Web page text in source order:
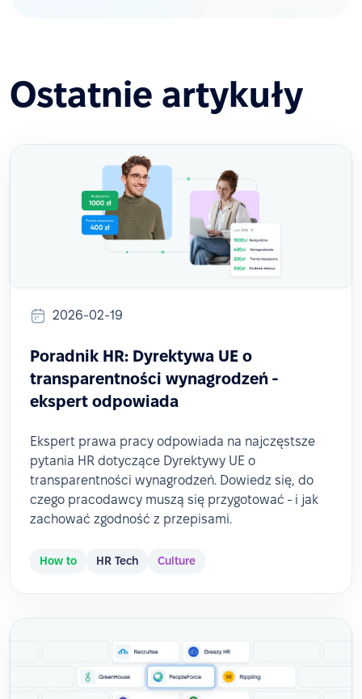
Ostatnie artykuły
2026-02-19
Poradnik HR: Dyrektywa UE o
transparentności wynagrodzeń -
ekspert odpowiada
Ekspert prawa pracy odpowiada na najczęstsze
pytania HR dotyczące Dyrektywy UE o
transparentności wynagrodzeń. Dowiedz się, do
czego pracodawcy muszą się przygotować - i jak
zachować zgodność z przepisami.
How to HR Tech Culture